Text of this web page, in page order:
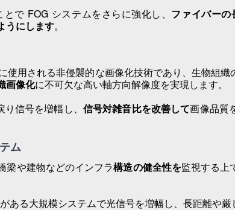
で FOG システムをさらに強化し、 ファイバーの
うにします。
使用される非侵襲的な画像化技術であり 、生物組織
画像化に不可欠な高い軸方向解像度を実現します。
信号を増幅し、 信号対雑音比を改善して画像品質
ム
梁や建物などのインフラ構造の健全性を監視する上
ある大規模システムで光信号を増幅し、長距離や厳